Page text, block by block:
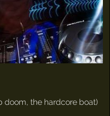
doom, the hardcore boat)